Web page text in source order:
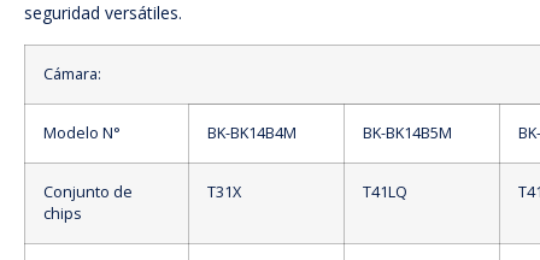
seguridad versátiles.
Cámara:
Modelo N° BK-BK14B4M BK-BK14B5M
Conjunto de
chips
T31X T41LQ